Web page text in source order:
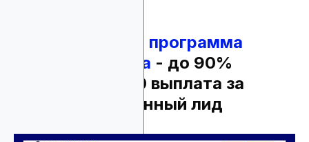
Партнерская программа
Leadstack Media - до 90%
комиссии, $300 выплата за
квалифицированный лид